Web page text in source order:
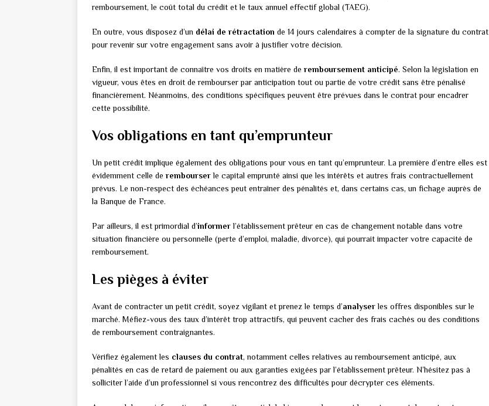
remboursement, le coût total du crédit et le taux annuel effectif global (TAEG).
En outre, vous disposez d’un délai de rétractation de 14 jours calendaires à compter de la signature du contrat
pour revenir sur votre engagement sans avoir à justifier votre décision.
Enfin, il est important de connaître vos droits en matière de remboursement anticipé. Selon la législation en
vigueur, vous êtes en droit de rembourser par anticipation tout ou partie de votre crédit sans être pénalisé
financièrement. Néanmoins, des conditions spécifiques peuvent être prévues dans le contrat pour encadrer
cette possibilité.
Vos obligations en tant qu’emprunteur
Un petit crédit implique également des obligations pour vous en tant qu’emprunteur. La première d’entre elles est
évidemment celle de rembourserle capital emprunté ainsi que les intérêts et autres frais contractuellement
prévus. Le non-respect des échéances peut entraîner des pénalités et, dans certains cas, un fichage auprès de
la Banque de France.
Par ailleurs, il est primordial d’informerl’établissement prêteur en cas de changement notable dans votre
situation financière ou personnelle (perte d’emploi, maladie, divorce), qui pourrait impacter votre capacité de
remboursement.
Les pièges à éviter
Avant de contracter un petit crédit, soyez vigilant et prenez le temps d’analyserles offres disponibles sur le
marché. Méfiez-vous des taux d’intérêt trop attractifs, qui peuvent cacher des frais cachés ou des conditions
de remboursement contraignantes.
Vérifiez également les clauses du contrat, notamment celles relatives au remboursement anticipé, aux
pénalités en cas de retard de paiement ou aux garanties exigées par l’établissement prêteur. N’hésitez pas à
solliciter l’aide d’un professionnel si vous rencontrez des difficultés pour décrypter ces éléments.